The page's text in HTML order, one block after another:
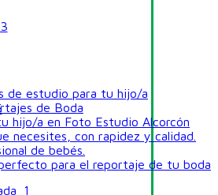
de estudio para tu hijo/a
de Boda
hijo/a en Foto Estudio Alcorcón
necesites, con rapidez y calidad.
de bebés.
para el reportaje de tu boda